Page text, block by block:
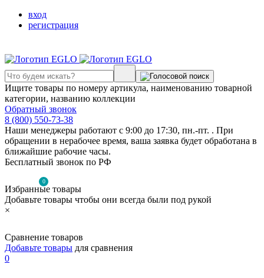
вход
регистрация
Ищите товары по номеру артикула, наименованию товарной
категории, названию коллекции
Обратный звонок
8 (800) 550-73-38
Наши менеджеры работают с 9:00 до 17:30, пн.-пт. . При
обращении в нерабочее время, ваша заявка будет обработана в
ближайшие рабочие часы.
Бесплатный звонок по РФ
0
Избранные товары
Добавьте товары чтобы они всегда были под рукой
×
Сравнение товаров
Добавьте товары для сравнения
0